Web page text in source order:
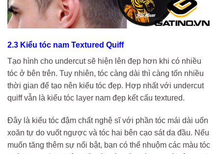
2.3 Kiểu tóc nam Textured Quiff
Tạo hình cho undercut sẽ hiện lên đẹp hơn khi có nhiều
tóc ở bên trên. Tuy nhiên, tóc càng dài thì càng tốn nhiều
thời gian để tạo nên kiểu tóc đẹp. Hợp nhất với undercut
quiff vẫn là kiểu tóc layer nam đẹp kết cấu textured.
Đây là kiểu tóc đậm chất nghệ sĩ với phần tóc mái dài uốn
xoăn tự do vuốt ngược và tóc hai bên cạo sát da đầu. Nếu
muốn tăng thêm sự nổi bật, bạn có thể nhuộm các màu tóc